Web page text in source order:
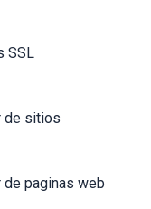
SSL
de sitios
de paginas web